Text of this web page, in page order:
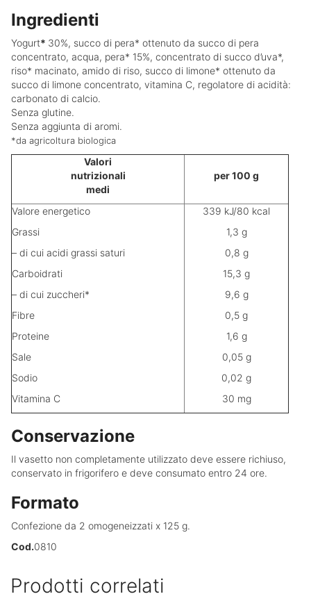
Ingredienti
Yogurt* 30%, succo di pera* ottenuto da succo di pera
concentrato, acqua, pera* 15%, concentrato di succo d’uva*,
riso* macinato, amido di riso, succo di limone* ottenuto da
succo di limone concentrato, vitamina C, regolatore di acidità:
carbonato di calcio.
Senza glutine.
Senza aggiunta di aromi.
*da agricoltura biologica
Valori
nutrizionali
medi
per 100 g
Valore energetico
Grassi
– di cui acidi grassi saturi
Carboidrati
– di cui zuccheri*
Fibre
Proteine
Sale
Sodio
Vitamina C
339 kJ/80 kcal
1,3 g
0,8 g
15,3 g
9,6 g
0,5 g
1,6 g
0,05 g
0,02 g
30 mg
Conservazione
Il vasetto non completamente utilizzato deve essere richiuso,
conservato in frigorifero e deve consumato entro 24 ore.
Formato
Confezione da 2 omogeneizzati x 125 g.
Cod.0810
Prodotti correlati